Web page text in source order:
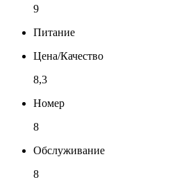
9
Питание
Цена/Качество
8,3
Номер
8
Обслуживание
8